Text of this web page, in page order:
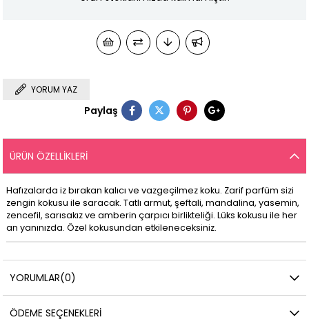
YORUM YAZ
Paylaş
ÜRÜN ÖZELLIKLERI
Hafızalarda iz bırakan kalıcı ve vazgeçilmez koku. Zarif parfüm sizi
zengin kokusu ile saracak. Tatlı armut, şeftali, mandalina, yasemin,
zencefil, sarısakız ve amberin çarpıcı birlikteliği. Lüks kokusu ile her
an yanınızda. Özel kokusundan etkileneceksiniz.
YORUMLAR(0)
ÖDEME SEÇENEKLERI